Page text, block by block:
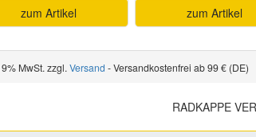
zum Artikel zum Artikel
MwSt. zzgl.Versand - Versandkostenfrei ab 99 € (DE)
RADKAPPE